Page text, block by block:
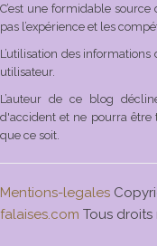
C’est une formidable
pas l’expérience et les
L’utilisation des
utilisateur.
L’auteur de ce blog
d'accident et ne pourra être
que ce soit.
Mentions-legales
falaises.com Tous droits